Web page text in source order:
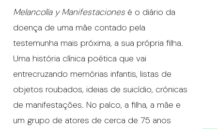
Melancolía y Manifestacionesé o diário da
doença de uma mãe contado pela
testemunha mais próxima, a sua própria filha.
Uma história clínica poética que vai
entrecruzando memórias infantis, listas de
objetos roubados, ideias de suicídio, crónicas
de manifestações. No palco, a filha, a mãe e
um grupo de atores de cerca de 75 anos